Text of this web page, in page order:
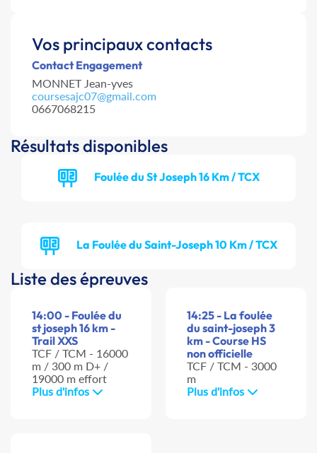
Vos principaux contacts
Contact Engagement
MONNET Jean-yves
coursesajc07@gmail.com
0667068215
Résultats disponibles
Foulée du St Joseph 16 Km / TCX
La Foulée du Saint-Joseph 10 Km / TCX
Liste des épreuves
14:00 - Foulée du
st joseph 16 km -
Trail XXS
TCF / TCM - 16000
m / 300 m D+ /
19000 m effort
Plus d'infos
14:25 - La foulée
du saint-joseph 3
km - Course HS
non officielle
TCF / TCM - 3000
m
Plus d'infos